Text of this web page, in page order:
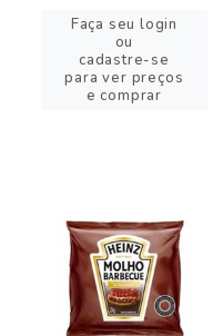
Faça seu login
ou
cadastre-se
para ver preços
e comprar